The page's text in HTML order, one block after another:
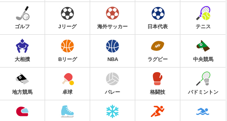
ゴルフ Jリーグ 海外サッカー 日本代表 テニス
大相撲 Bリーグ NBA ラグビー 中央競馬
地方競馬 卓球 バレー 格闘技 バドミントン